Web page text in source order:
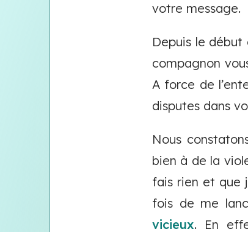
votre message.
Depuis le
compagnon
A force de
disputes dans
Nous
bien à de la
fais rien et que
fois de me
vicieux. En